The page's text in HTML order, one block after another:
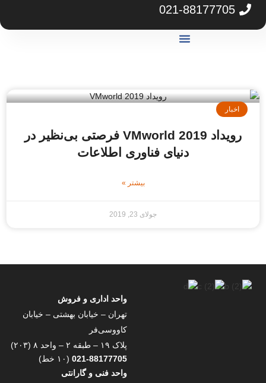
021-88177705
رویداد VMworld 2019 فرصتی بی‌نظیر در
دنیای فناوری اطلاعات
واحد اداری و فروش
تهران – خیابان بهشتی – خیابان
کاووسی‌فر
021-88177705 (۱۰ خط)
واحد فنی و گارانتی